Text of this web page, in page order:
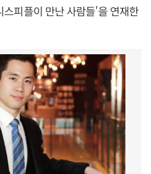
피플이 만난 사람들'을 연재한